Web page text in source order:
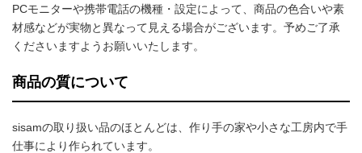
PCモニターや携帯電話の機種・設定によって、商品の色合いや素
材感などが実物と異なって見える場合がございます。予めご了承
くださいますようお願いいたします。
商品の質について
sisamの取り扱い品のほとんどは、作り手の家や小さな工房内で手
仕事により作られています。